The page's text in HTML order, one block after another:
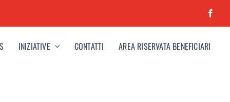
INIZIATIVE CONTATTI AREA RISERVATA BENEFICIARI